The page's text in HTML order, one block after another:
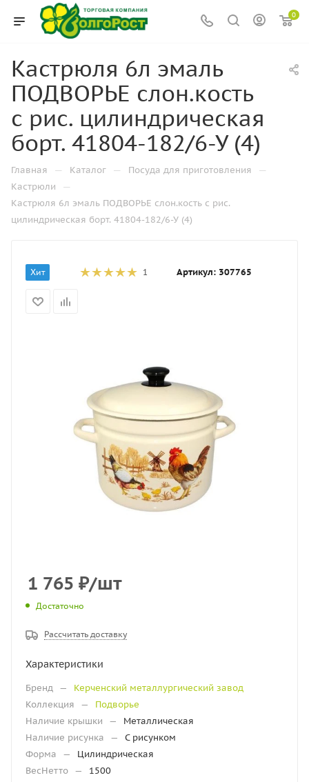
0
Кастрюля 6л эмаль
ПОДВОРЬЕ слон.кость
с рис. цилиндрическая
борт. 41804-182/6-У (4)
Главная — Каталог — Посуда для приготовления —
Кастрюли —
Кастрюля 6л эмаль ПОДВОРЬЕ слон.кость с рис.
цилиндрическая борт. 41804-182/6-У (4)
Хит 1 Артикул: 307765
1 765 ₽/шт
Достаточно
Рассчитать доставку
Характеристики
Бренд —
Керченский металлургический завод
Коллекция
—
Подворье
Наличие крышки
—
Металлическая
Наличие рисунка
—
С рисунком
Форма
—
Цилиндрическая
ВесНетто — 1500